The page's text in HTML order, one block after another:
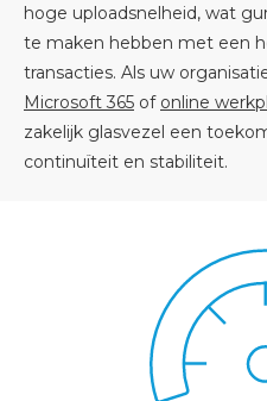
hoge uploadsnelheid, wat
te maken hebben met een
transacties. Als uw
Microsoft 365 of online
zakelijk glasvezel een
continuïteit en stabiliteit.